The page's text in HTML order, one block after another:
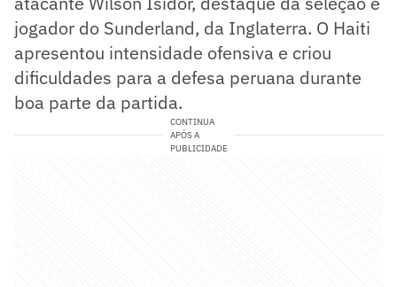
jogador do Sunderland, da Inglaterra. O Haiti
apresentou intensidade ofensiva e criou
dificuldades para a defesa peruana durante
boa parte da partida.
CONTINUA
APÓS A
PUBLICIDADE